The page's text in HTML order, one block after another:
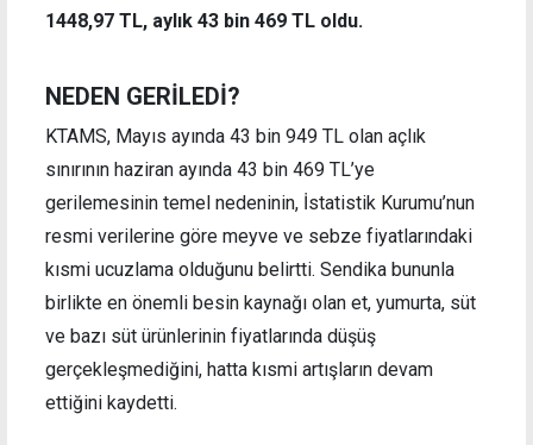
1448,97 TL, aylık 43 bin 469 TL oldu.
NEDEN GERİLEDİ?
KTAMS, Mayıs ayında 43 bin 949 TL olan açlık
sınırının haziran ayında 43 bin 469 TL’ye
gerilemesinin temel nedeninin, İstatistik Kurumu’nun
resmi verilerine göre meyve ve sebze fiyatlarındaki
kısmi ucuzlama olduğunu belirtti. Sendika bununla
birlikte en önemli besin kaynağı olan et, yumurta, süt
ve bazı süt ürünlerinin fiyatlarında düşüş
gerçekleşmediğini, hatta kısmi artışların devam
ettiğini kaydetti.